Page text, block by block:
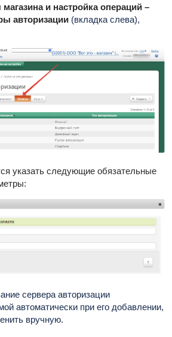
и настройка операций –
авторизации (вкладка слева),
указать следующие обязательные
сервера авторизации
автоматически при его добавлении,
вручную.